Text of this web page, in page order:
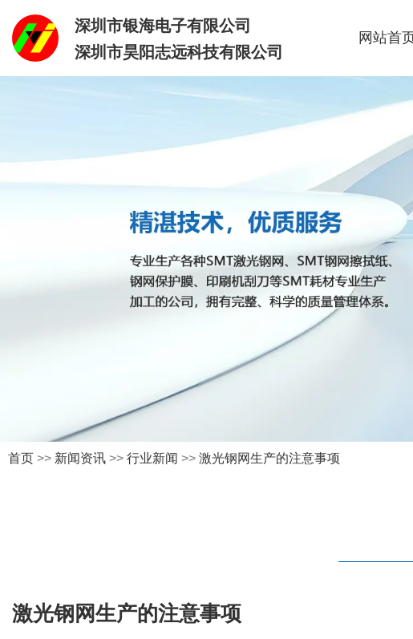
深圳市银海电子有限公司
深圳市昊阳志远科技有限公司
网站首
首页 >> 新闻资讯 >> 行业新闻 >> 激光钢网生产的注意事项
激光钢网生产的注意事项